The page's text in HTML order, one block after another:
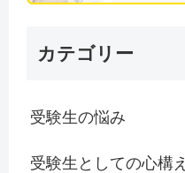
カテゴリー
受験生の悩み
受験生としての心構え